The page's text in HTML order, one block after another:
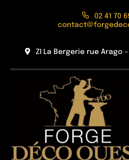
02 41 70
ZI La Bergerie rue Arago
Accueil